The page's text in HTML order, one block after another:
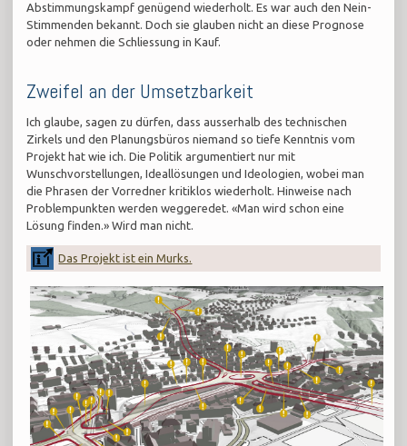
Abstimmungskampf genügend wiederholt. Es war auch den Nein-
Stimmenden bekannt. Doch sie glauben nicht an diese Prognose
oder nehmen die Schliessung in Kauf.
Zweifel an der Umsetzbarkeit
Ich glaube, sagen zu dürfen, dass ausserhalb des technischen
Zirkels und den Planungsbüros niemand so tiefe Kenntnis vom
Projekt hat wie ich. Die Politik argumentiert nur mit
Wunschvorstellungen, Ideallösungen und Ideologien, wobei man
die Phrasen der Vorredner kritiklos wiederholt. Hinweise nach
Problempunkten werden weggeredet. «Man wird schon eine
Lösung finden.» Wird man nicht.
Das Projekt ist ein Murks.